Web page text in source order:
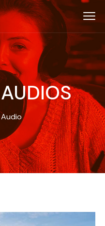
AUDIOS
Audio